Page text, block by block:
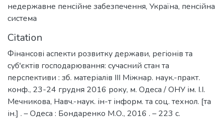
недержавне пенсійне забезпечення, Україна, пенсійна
система
Citation
Фінансові аспекти розвитку держави, регіонів та
суб'єктів господарювання: сучасний стан та
перспективи : зб. матеріалів ІІІ Міжнар. наук.-практ.
конф., 23-24 грудня 2016 року, м. Одеса / ОНУ ім. І.І.
Мечникова, Навч.-наук. ін-т інформ. та соц. технол. [та
ін.] . – Одеса : Бондаренко М.О., 2016 . – 223 с.